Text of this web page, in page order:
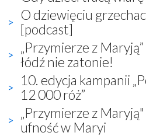
O dziewięciu
[podcast]
„Przymierze z
łódź nie zatonie!
10. edycja kampanii
12 000 róż”
„Przymierze z
ufność w Maryi